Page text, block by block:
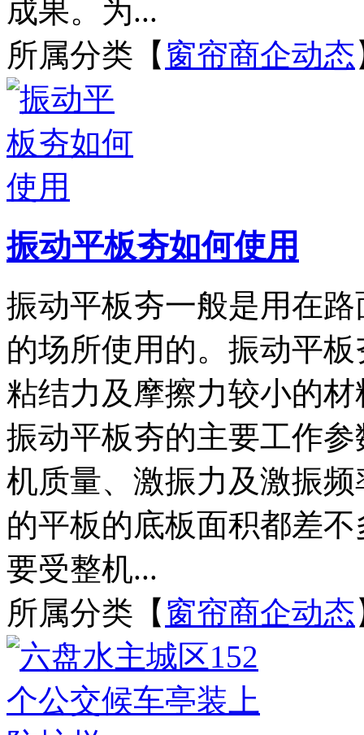
成果。为...
所属分类【 窗帘商企动态
振动平板夯如何使用
振动平板夯一般是用在
的场所使用的。振动平
粘结力及摩擦力较小的
振动平板夯的主要工作
机质量、激振力及激振
的平板的底板面积都差
要受整机...
所属分类【 窗帘商企动态